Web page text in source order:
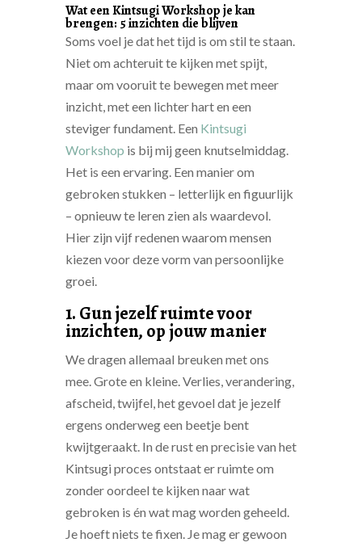
Wat een Kintsugi Workshop je kan
brengen: 5 inzichten die blijven
Soms voel je dat het tijd is om stil te staan.
Niet om achteruit te kijken met spijt,
maar om vooruit te bewegen met meer
inzicht, met een lichter hart en een
steviger fundament. Een Kintsugi
Workshop is bij mij geen knutselmiddag.
Het is een ervaring. Een manier om
gebroken stukken – letterlijk en figuurlijk
– opnieuw te leren zien als waardevol.
Hier zijn vijf redenen waarom mensen
kiezen voor deze vorm van persoonlijke
groei.
1. Gun jezelf ruimte voor
inzichten, op jouw manier
We dragen allemaal breuken met ons
mee. Grote en kleine. Verlies, verandering,
afscheid, twijfel, het gevoel dat je jezelf
ergens onderweg een beetje bent
kwijtgeraakt. In de rust en precisie van het
Kintsugi proces ontstaat er ruimte om
zonder oordeel te kijken naar wat
gebroken is én wat mag worden geheeld.
Je hoeft niets te fixen. Je mag er gewoon